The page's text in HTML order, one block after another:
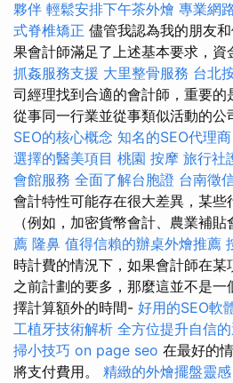
夥伴 輕鬆安排下午茶外燴 專業網
式脊椎矯正 儘管我認為我的朋友
果會計師滿足了上述基本要求，資
抓姦服務支援 大里整骨服務 台北
司經理找到合適的會計師，重要
從事同一行業並從事類似活動的公
SEO的核心概念 知名的SEO代理商
選擇的醫美項目 桃園 按摩 旅行社
會館服務 全面了解台胞證 台南徵
會計特性可能存在很大差異，某
（例如，加密貨幣會計、農業補貼
薦 隆鼻 值得信賴的辦桌外燴推薦
時計費的情況下，如果會計師在
之前計劃的要多，那麼這並不是
擇計算額外的時間- 好用的SEO軟
工植牙技術解析 全方位提升自信
掃小技巧 on page seo 在最好的
將支付費用。 精緻的外燴擺盤靈感